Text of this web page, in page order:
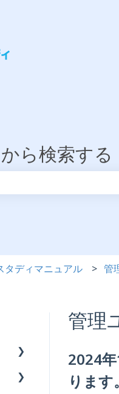
ら検索する
タディマニュアル 管
管理
2024
ります